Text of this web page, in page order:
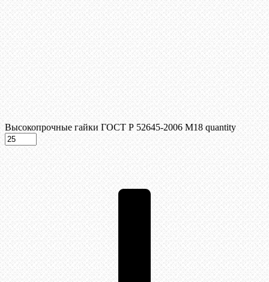
Высокопрочные гайки ГОСТ Р 52645-2006 М18 quantity